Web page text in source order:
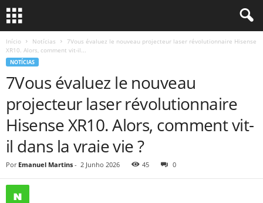
Início Notícias
7Vous évaluez le nouveau projecteur laser révolutionnaire Hisense
XR10. Alors, comment vit-il...
NOTÍCIAS
7Vous évaluez le nouveau
projecteur laser révolutionnaire
Hisense XR10. Alors, comment vit-
il dans la vraie vie ?
Por Emanuel Martins - 2 Junho 2026 45 0